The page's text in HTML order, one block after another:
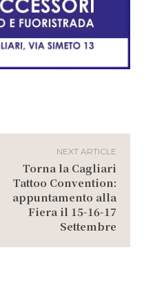
NEXT ARTICLE
Torna la Cagliari
Tattoo Convention:
appuntamento alla
Fiera il 15-16-17
Settembre